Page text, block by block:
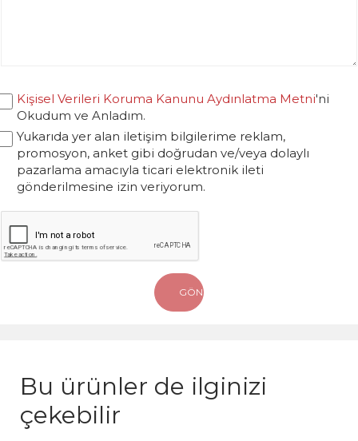
Kişisel Verileri Koruma Kanunu Aydınlatma Metni'ni
Okudum ve Anladım.
Yukarıda yer alan iletişim bilgilerime reklam,
promosyon, anket gibi doğrudan ve/veya dolaylı
pazarlama amacıyla ticari elektronik ileti
gönderilmesine izin veriyorum.
Bu ürünler de ilginizi
çekebilir